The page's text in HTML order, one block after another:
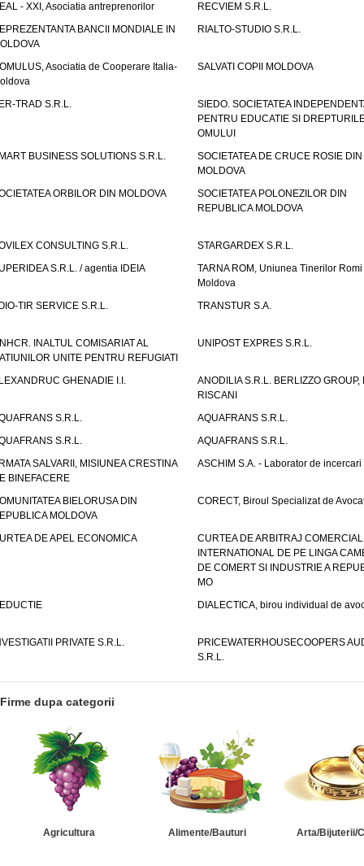
- XXI, Asociatia antreprenorilor
RECVIEM S.R.L.
BANCII MONDIALE IN
RIALTO-STUDIO S.R.L.
Asociatia de Cooperare Italia-
SALVATI COPII MOLDOVA
TRAD S.R.L.
SIEDO. SOCIETATEA
PENTRU EDUCATIE SI
OMULUI
BUSINESS SOLUTIONS S.R.L.
SOCIETATEA DE CRUCE ROSIE DIN
MOLDOVA
ORBILOR DIN MOLDOVA
SOCIETATEA POLONEZILOR DIN
REPUBLICA MOLDOVA
CONSULTING S.R.L.
STARGARDEX S.R.L.
S.R.L. / agentia IDEIA
TARNA ROM, Uniunea Tinerilor
Moldova
TIR SERVICE S.R.L.
TRANSTUR S.A.
INALTUL COMISARIAT AL
UNITE PENTRU REFUGIATI
UNIPOST EXPRES S.R.L.
GHENADIE I.I.
ANODILIA S.R.L. BERLIZZO GROUP,
RISCANI
S.R.L.
AQUAFRANS S.R.L.
S.R.L.
AQUAFRANS S.R.L.
SALVARII, MISIUNEA CRESTINA
BINEFACERE
ASCHIM S.A. - Laborator de incercari
BIELORUSA DIN
MOLDOVA
CORECT, Biroul Specializat de
DE APEL ECONOMICA
CURTEA DE ARBITRAJ COMERCIAL
INTERNATIONAL DE PE LINGA
DE COMERT SI INDUSTRIE A
MO
DIALECTICA, birou individual de
PRIVATE S.R.L.
PRICEWATERHOUSECOOPERS
S.R.L.
Firme dupa categorii
Agricultura Alimente/Bauturi Arta/Bijuterii/